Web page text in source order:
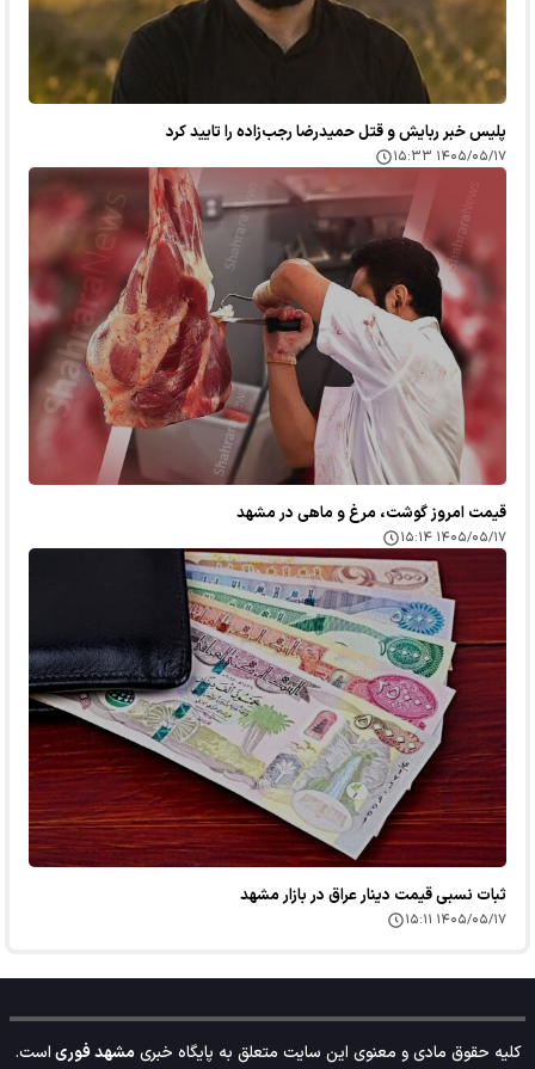
پلیس خبر ربایش و قتل حمیدرضا رجب‌زاده را تایید کرد
۱۴۰۵/۰۵/۱۷ ۱۵:۳۳
قیمت امروز گوشت، مرغ و ماهی در مشهد
۱۴۰۵/۰۵/۱۷ ۱۵:۱۴
ثبات نسبی قیمت دینار عراق در بازار مشهد
۱۴۰۵/۰۵/۱۷ ۱۵:۱۱
کلیه حقوق مادی و معنوی این سایت متعلق به پایگاه خبریمشهد فوریاست.